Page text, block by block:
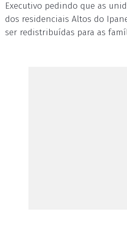
Executivo pedindo que as
dos residenciais Altos do
ser redistribuídas para as